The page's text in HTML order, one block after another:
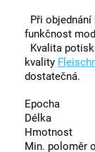
Při
funkčnost
Kvalita
kvality
dostatečná.
Epocha
Délka
Hmotnost
Min. poloměr